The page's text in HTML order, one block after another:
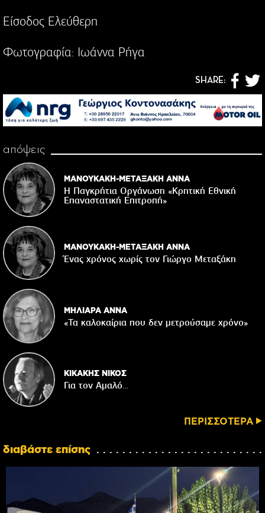
Είσοδος Ελεύθερη
Φωτογραφία: Ιωάννα Ρήγα
SHARE:
απόψεις
ΜΑΝΟΥΚΑΚΗ-ΜΕΤΑΞΑΚΗ ΑΝΝΑ
Η Παγκρήτια Οργάνωση «Κρητική Εθνική
Επαναστατική Eπιτροπή»
ΜΑΝΟΥΚΑΚΗ-ΜΕΤΑΞΑΚΗ ΑΝΝΑ
Ένας χρόνος χωρίς τον Γιώργο Μεταξάκη
ΜΗΛΙΑΡΑ ΑΝΝΑ
«Τα καλοκαίρια που δεν μετρούσαμε χρόνο»
ΚΙΚΑΚΗΣ ΝΙΚΟΣ
Για τον Αμαλό…
ΠΕΡΙΣΣΟΤΕΡΑ
διαβάστε επίσης